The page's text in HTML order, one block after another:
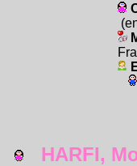
HARFI,